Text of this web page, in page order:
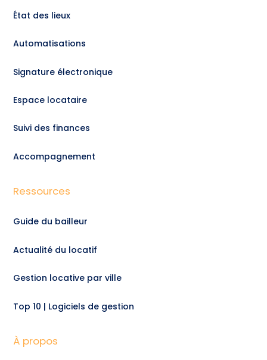
État des lieux
Automatisations
Signature électronique
Espace locataire
Suivi des finances
Accompagnement
Ressources
Guide du bailleur
Actualité du locatif
Gestion locative par ville
Top 10 | Logiciels de gestion
À propos